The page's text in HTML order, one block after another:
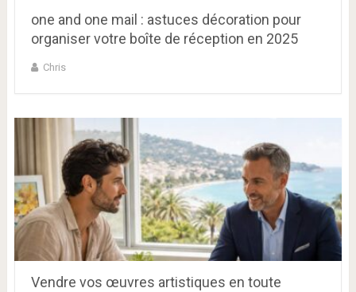
one and one mail : astuces décoration pour
organiser votre boîte de réception en 2025
Chris
Vendre vos œuvres artistiques en toute